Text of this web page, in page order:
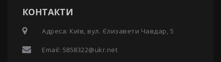
КОНТАКТИ
Адреса: Київ, вул. Єлизавети Чавдар, 5
Email: 5858322@ukr.net